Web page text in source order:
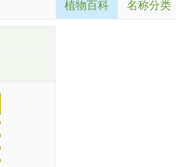
植物百科 名称分类